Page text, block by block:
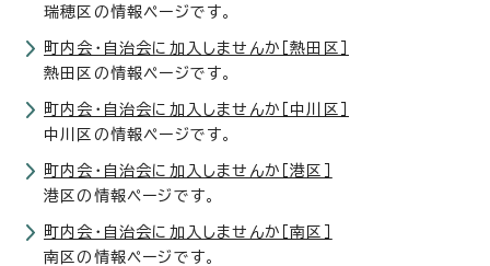
瑞穂区の情報ページです。
町内会・自治会に加入しませんか［熱田区］
熱田区の情報ページです。
町内会・自治会に加入しませんか［中川区］
中川区の情報ページです。
町内会・自治会に加入しませんか［港区］
港区の情報ページです。
町内会・自治会に加入しませんか［南区］
南区の情報ページです。